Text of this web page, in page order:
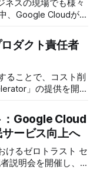
ネスの現場でも様々
、Google Cloudが新
ま注目を集めるAIエ
変革する予兆と言
ダクト責任者
ることで、コスト削
」の提供を開始
ト責任者（CPO）
効率的な処理を可能
は、エッジコンピュ
イズや、エッジにお
り組みなど、Fastly
：Google Cloud
ービス向上へ
けるゼロトラスト セ
説明会を開催し、
導入を支援するプロ
Google Workspace